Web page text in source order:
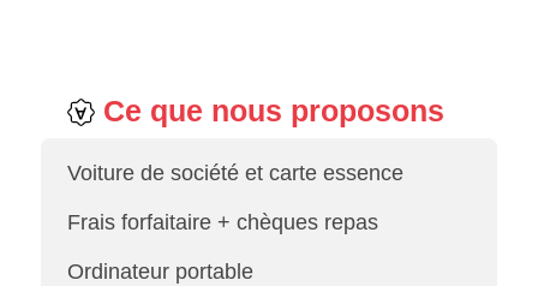
Ce que nous proposons
Voiture de société et carte essence
Frais forfaitaire + chèques repas
Ordinateur portable